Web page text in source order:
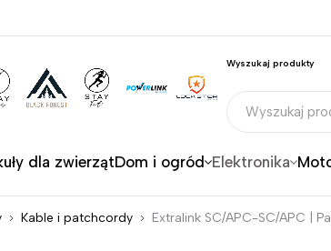
Wyszukaj produkty
dla zwierzątDom i ogród Elektronika
Kable i patchcordy Extralink SC/APC-SC/APC |